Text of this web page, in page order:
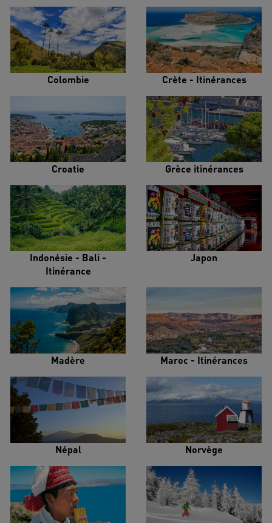
Colombie Crète - Itinérances
Croatie Grèce itinérances
Indonésie - Bali -
Itinérance
Japon
Madère Maroc - Itinérances
Népal Norvège